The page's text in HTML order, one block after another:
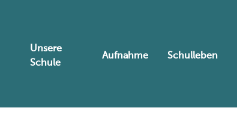
Unsere
Schule
Aufnahme Schulleben